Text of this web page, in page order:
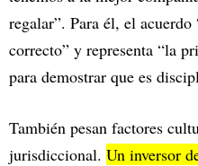
regalar”. Para él, el
correcto” y representa “la
para demostrar que es
También pesan factores
jurisdiccional. Un inversor